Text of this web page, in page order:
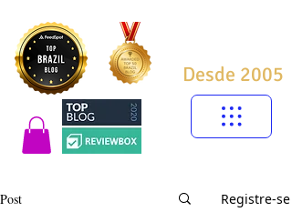
Desde 2005
Post Registre-se